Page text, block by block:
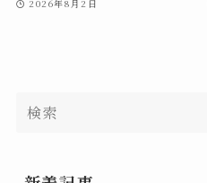
2026年8月2日